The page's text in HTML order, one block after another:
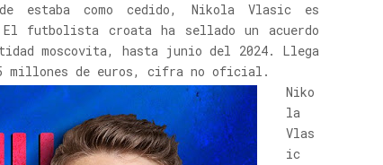
estaba como cedido, Nikola Vlasic es
El futbolista croata ha sellado un acuerdo
moscovita, hasta junio del 2024. Llega
millones de euros, cifra no oficial.
Niko
la
Vlas
ic